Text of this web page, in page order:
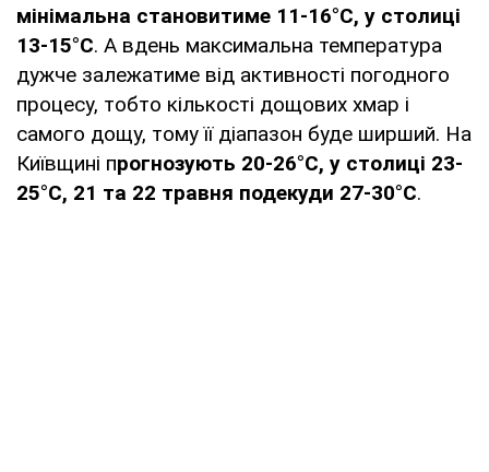
мінімальна становитиме 11-16°С, у столиці
13-15°С. А вдень максимальна температура
дужче залежатиме від активності погодного
процесу, тобто кількості дощових хмар і
самого дощу, тому її діапазон буде ширший. На
Київщині прогнозують 20-26°С, у столиці 23-
25°С, 21 та 22 травня подекуди 27-30°С.